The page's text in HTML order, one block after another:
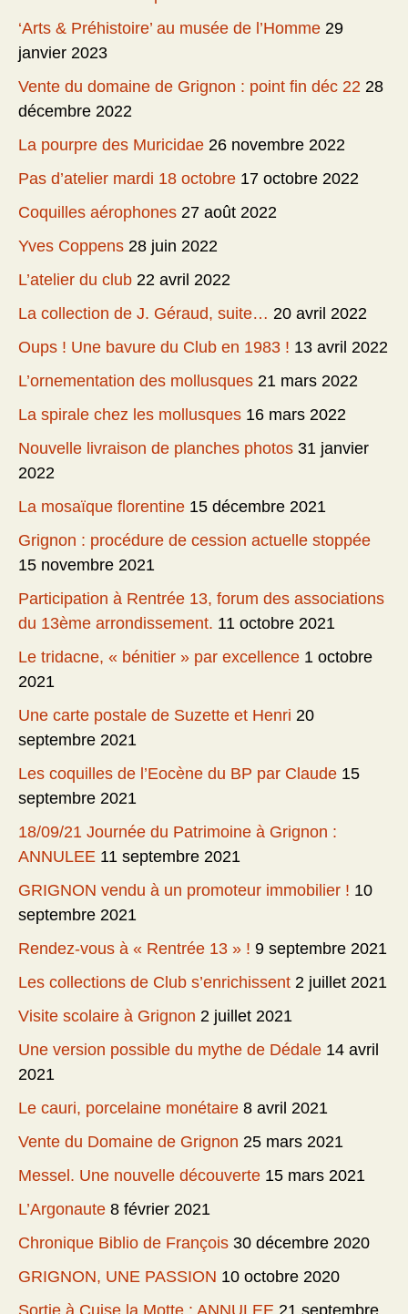
‘Arts & Préhistoire’ au musée de l’Homme 29
janvier 2023
Vente du domaine de Grignon : point fin déc 22 28
décembre 2022
La pourpre des Muricidae 26 novembre 2022
Pas d’atelier mardi 18 octobre 17 octobre 2022
Coquilles aérophones 27 août 2022
Yves Coppens 28 juin 2022
L’atelier du club 22 avril 2022
La collection de J. Géraud, suite… 20 avril 2022
Oups ! Une bavure du Club en 1983 ! 13 avril 2022
L’ornementation des mollusques 21 mars 2022
La spirale chez les mollusques 16 mars 2022
Nouvelle livraison de planches photos 31 janvier
2022
La mosaïque florentine 15 décembre 2021
Grignon : procédure de cession actuelle stoppée
15 novembre 2021
Participation à Rentrée 13, forum des associations
du 13ème arrondissement. 11 octobre 2021
Le tridacne, « bénitier » par excellence 1 octobre
2021
Une carte postale de Suzette et Henri 20
septembre 2021
Les coquilles de l’Eocène du BP par Claude 15
septembre 2021
18/09/21 Journée du Patrimoine à Grignon :
ANNULEE 11 septembre 2021
GRIGNON vendu à un promoteur immobilier ! 10
septembre 2021
Rendez-vous à « Rentrée 13 » ! 9 septembre 2021
Les collections de Club s’enrichissent 2 juillet 2021
Visite scolaire à Grignon 2 juillet 2021
Une version possible du mythe de Dédale 14 avril
2021
Le cauri, porcelaine monétaire 8 avril 2021
Vente du Domaine de Grignon 25 mars 2021
Messel. Une nouvelle découverte 15 mars 2021
L’Argonaute 8 février 2021
Chronique Biblio de François 30 décembre 2020
GRIGNON, UNE PASSION 10 octobre 2020